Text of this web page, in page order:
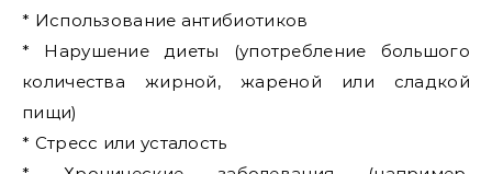
* Использование антибиотиков
* Нарушение диеты (употребление большого
количества жирной, жареной или сладкой
пищи)
* Стресс или усталость